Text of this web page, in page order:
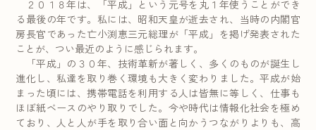
２０１８年は、「平成」という元号を丸１年使うことができ
る最後の年です。私には、昭和天皇が逝去され、当時の内閣官
房長官であった亡小渕恵三元総理が「平成」を掲げ発表された
ことが、つい最近のように感じられます。
「平成」の３０年、技術革新が著しく、多くのものが誕生し
進化し、私達を取り巻く環境も大きく変わりました。平成が始
まった頃には、携帯電話を利用する人は皆無に等しく、仕事も
ほぼ紙ベースのやり取りでした。今や時代は情報化社会を極め
ており、人と人が手を取り合い面と向かうつながりよりも、高